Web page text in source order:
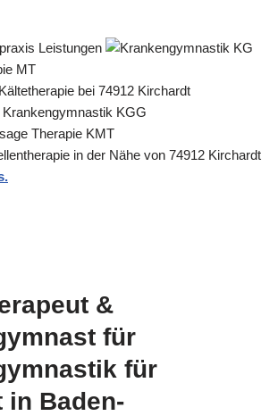
&
für
für
in Baden-